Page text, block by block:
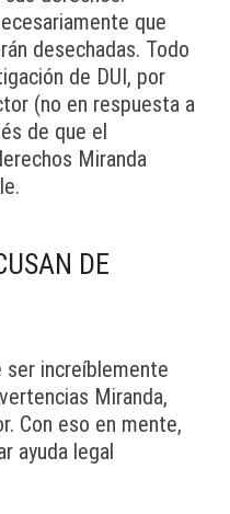
que
desechadas. Todo
de DUI, por
(no en respuesta a
de que el
Miranda
DE
ser increíblemente
Miranda,
Con eso en mente,
ayuda legal